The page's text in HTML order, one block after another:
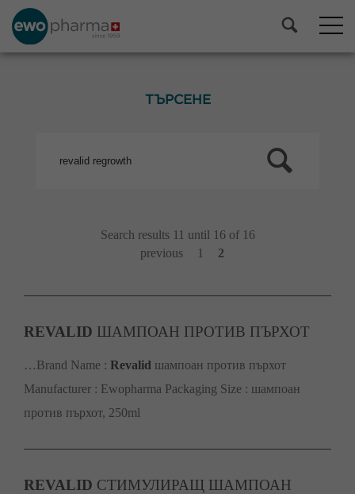
ТЪРСЕНЕ
Search results 11 until 16 of 16
previous
1 2
REVALID ШАМПОАН ПРОТИВ ПЪРХОТ
…Brand Name : Revalid шампоан против пърхот
Manufacturer : Ewopharma Packaging Size : шампоан
против пърхот, 250ml
REVALID СТИМУЛИРАЩ ШАМПОАН